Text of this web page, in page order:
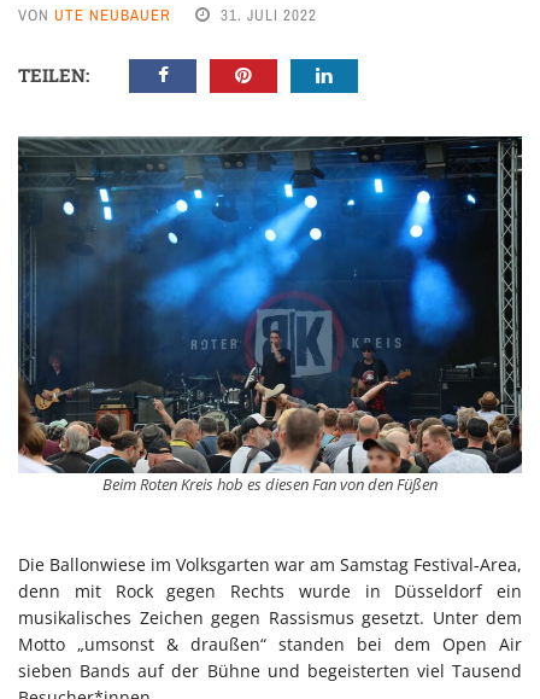
VON UTE NEUBAUER 31. JULI 2022
TEILEN:
Beim Roten Kreis hob es diesen Fan von den Füßen
Die Ballonwiese im Volksgarten war am Samstag Festival-Area,
denn mit Rock gegen Rechts wurde in Düsseldorf ein
musikalisches Zeichen gegen Rassismus gesetzt. Unter dem
Motto „umsonst & draußen“ standen bei dem Open Air
sieben Bands auf der Bühne und begeisterten viel Tausend